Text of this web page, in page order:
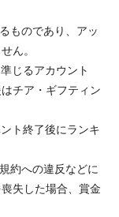
ものであり、アッ
ん。
じるアカウント
チア・ギフティン
ト終了後にランキ
約への違反などに
失した場合、賞金